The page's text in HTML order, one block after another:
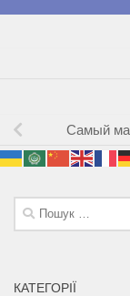
Cамый
Пошук:
КАТЕГОРІЇ